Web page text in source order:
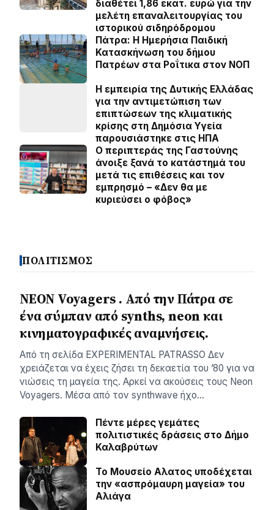
διαθέτει 1,86 εκατ. ευρώ για την
μελέτη επαναλειτουργίας του
ιστορικού σιδηρόδρομου
Πάτρα: Η Ημερήσια Παιδική
Κατασκήνωση του δήμου
Πατρέων στα Ροΐτικα στον ΝΟΠ
Η εμπειρία της Δυτικής Ελλάδας
για την αντιμετώπιση των
επιπτώσεων της κλιματικής
κρίσης στη Δημόσια Υγεία
παρουσιάστηκε στις ΗΠΑ
Ο περιπτεράς της Γαστούνης
άνοιξε ξανά το κατάστημά του
μετά τις επιθέσεις και τον
εμπρησμό – «Δεν θα με
κυριεύσει ο φόβος»
ΠΟΛΙΤΙΣΜΟΣ
NEON Voyagers . Από την Πάτρα σε
ένα σύμπαν από synths, neon και
κινηματογραφικές αναμνήσεις.
Aπό τη σελίδα ΕXPERIMENTAL PATRASSO Δεν
χρειάζεται να έχεις ζήσει τη δεκαετία του ’80 για να
νιώσεις τη μαγεία της. Αρκεί να ακούσεις τους Neon
Voyagers. Μέσα από τον synthwave ήχο…
Πέντε μέρες γεμάτες
πολιτιστικές δράσεις στο Δήμο
Καλαβρύτων
Το Μουσείο Αλατος υποδέχεται
την «ασπρόμαυρη μαγεία» του
Αλιάγα